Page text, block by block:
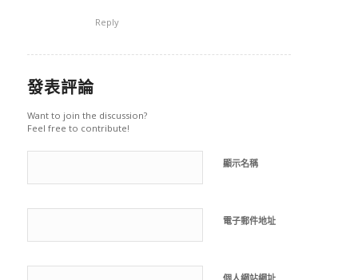
Reply
發表評論
Want to join the discussion?
Feel free to contribute!
顯示名稱
電子郵件地址